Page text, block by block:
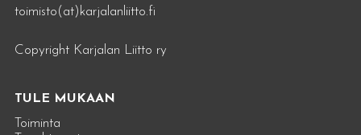
toimisto(at)karjalanliitto.fi
Copyright Karjalan Liitto ry
TULE MUKAAN
Toiminta